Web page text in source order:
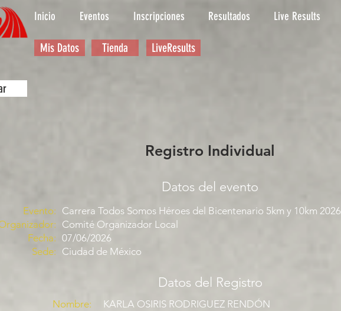
Inicio Eventos Inscripciones Resultados Live Results
Mis Datos Tienda LiveResults
Registro Individual
Datos del evento
Evento:
Fecha:
Sede:
Carrera Todos Somos Héroes del Bicentenario 5km y 10km 2026
Comité Organizador Local
07/06/2026
Ciudad de México
Datos del Registro
Nombre:
KARLA OSIRIS RODRIGUEZ RENDÓN